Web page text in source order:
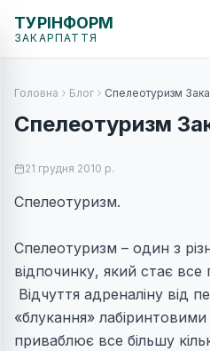
ТУРІНФОРМ
ЗАКАРПАТТЯ
Головна Блог Спелеотуризм
Спелеотуризм
21 грудня 2010 р.
Спелеотуризм.
Спелеотуризм – один з
відпочинку, який стає все
Відчуття адреналіну від
«блукання»
приваблює все більшу